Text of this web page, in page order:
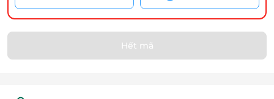
Hết mã